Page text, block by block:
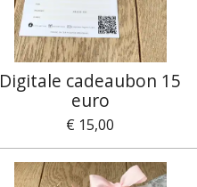
Digitale cadeaubon 15
euro
€ 15,00